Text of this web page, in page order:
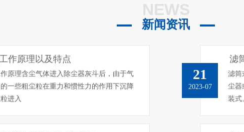
NEWS
新闻资讯
作原理以及特点
原理含尘气体进入除尘器灰斗后，由于气
一些粗尘粒在重力和惯性力的作用下沉降
进入
21
2023-07
滤
滤筒
尘器
装式